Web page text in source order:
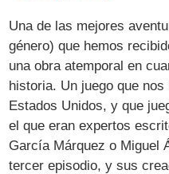
Una de las mejores
género) que hemos
una obra atemporal en
historia. Un juego que
Estados Unidos, y que
el que eran expertos
García Márquez o Miguel
tercer episodio, y sus